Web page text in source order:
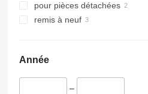
5075
5080
5100
5105 GN
5711
5713
6190
6260
pour pièces détachées
remis à neuf
Année
–